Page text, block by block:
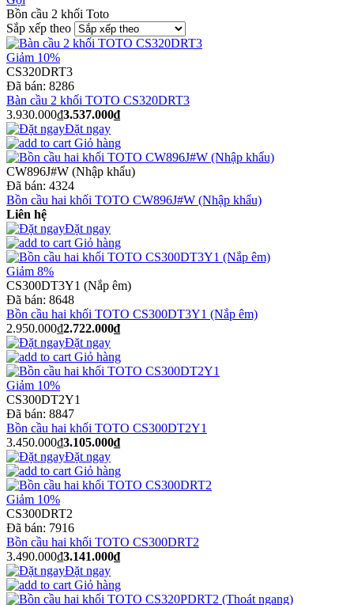
Bồn cầu 2 khối Toto
Sắp xếp theo
Giảm 10%
CS320DRT3
Đã bán: 8286
Bàn cầu 2 khối TOTO CS320DRT3
3.930.000₫3.537.000₫
Đặt ngay
Giỏ hàng
CW896J#W (Nhập khẩu)
Đã bán: 4324
Bồn cầu hai khối TOTO CW896J#W (Nhập khẩu)
Liên hệ
Đặt ngay
Giỏ hàng
Giảm 8%
CS300DT3Y1 (Nắp êm)
Đã bán: 8648
Bồn cầu hai khối TOTO CS300DT3Y1 (Nắp êm)
2.950.000₫2.722.000₫
Đặt ngay
Giỏ hàng
Giảm 10%
CS300DT2Y1
Đã bán: 8847
Bồn cầu hai khối TOTO CS300DT2Y1
3.450.000₫3.105.000₫
Đặt ngay
Giỏ hàng
Giảm 10%
CS300DRT2
Đã bán: 7916
Bồn cầu hai khối TOTO CS300DRT2
3.490.000₫3.141.000₫
Đặt ngay
Giỏ hàng